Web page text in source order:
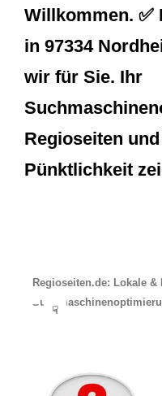
Willkommen. ✅
in 97334
wir für Sie. Ihr
Regioseiten
Pünktlichkeit
Regioseiten.de: Lokale &
☟